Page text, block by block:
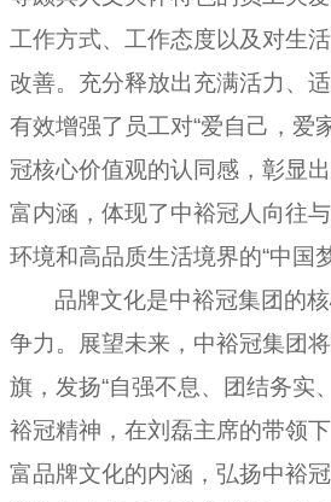
工作方式、工作态度以及对生
改善。充分释放出充满活力、
有效增强了员工对“爱自己，爱
冠核心价值观的认同感，彰显
富内涵，体现了中裕冠人向往
环境和高品质生活境界的“中国梦
品牌文化是中裕冠集团的
争力。 展望未来， 中裕冠集团
旗， 发扬“自强不息、团结务实
裕冠精神，在刘磊主席的带领下
富品牌文化的内涵，弘扬中裕